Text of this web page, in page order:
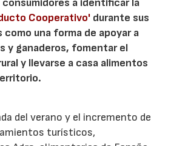
Cooperativo' durante sus
como una forma de apoyar a
y ganaderos, fomentar el
y llevarse a casa alimentos
del verano y el incremento de
turísticos,